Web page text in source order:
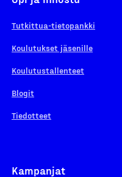
Tutkittua-tietopankki
Koulutukset jäsenille
Koulutustallenteet
Blogit
Tiedotteet
Kampanjat